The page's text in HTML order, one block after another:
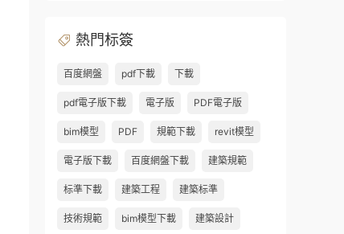
熱門标簽
百度網盤 pdf下載 下載
pdf電子版下載 電子版 PDF電子版
bim模型 PDF 規範下載 revit模型
電子版下載 百度網盤下載 建築規範
标準下載 建築工程 建築标準
技術規範 bim模型下載 建築設計